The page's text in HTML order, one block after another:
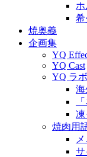
希
焼奥義
企画集
YQ
YQ Cast
YQ ラボ
海
凍
焼肉用
サ